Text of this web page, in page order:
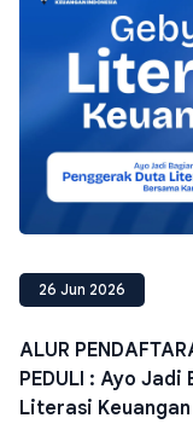
26 Jun 2026
ALUR
PEDULI : Ayo
Literasi